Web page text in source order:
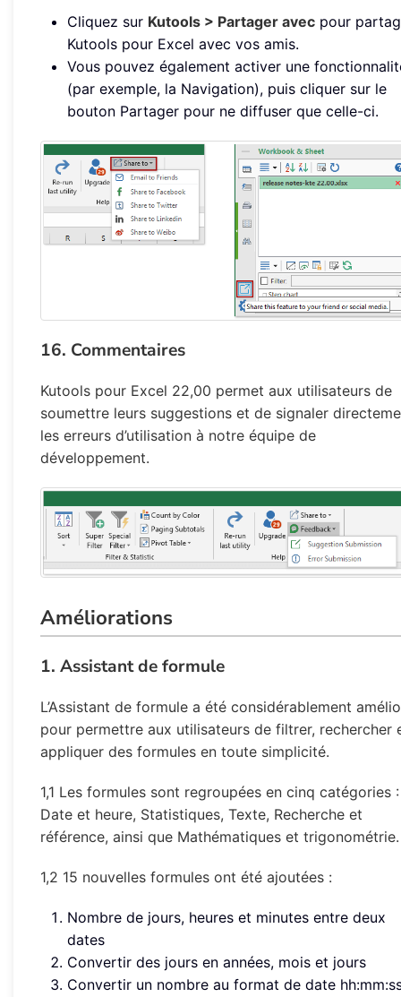
Cliquez sur Kutools > Partager avec pour
Kutools pour Excel avec vos amis.
Vous pouvez également activer une
(par exemple, la Navigation), puis cliquer sur le
bouton Partager pour ne diffuser que celle-ci.
16. Commentaires
Kutools pour Excel 22,00 permet aux utilisateurs de
soumettre leurs suggestions et de signaler
les erreurs d’utilisation à notre équipe de
développement.
Améliorations
1. Assistant de formule
L’Assistant de formule a été considérablement
pour permettre aux utilisateurs de filtrer, rechercher
appliquer des formules en toute simplicité.
1,1 Les formules sont regroupées en cinq catégories :
Date et heure, Statistiques, Texte, Recherche et
référence, ainsi que Mathématiques et trigonométrie.
1,2 15 nouvelles formules ont été ajoutées :
Nombre de jours, heures et minutes entre deux
dates
Convertir des jours en années, mois et jours
Convertir un nombre au format de date